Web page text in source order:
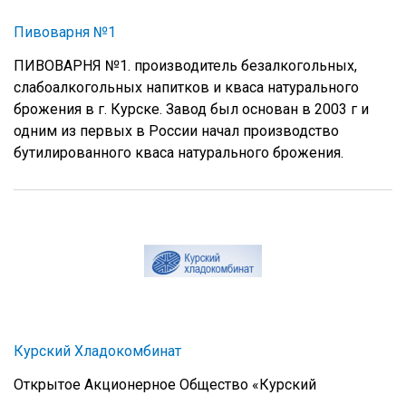
Пивоварня №1
ПИВОВАРНЯ №1. производитель безалкогольных,
слабоалкогольных напитков и кваса натурального
брожения в г. Курске. Завод был основан в 2003 г и
одним из первых в России начал производство
бутилированного кваса натурального брожения.
Курский Хладокомбинат
Открытое Акционерное Общество «Курский